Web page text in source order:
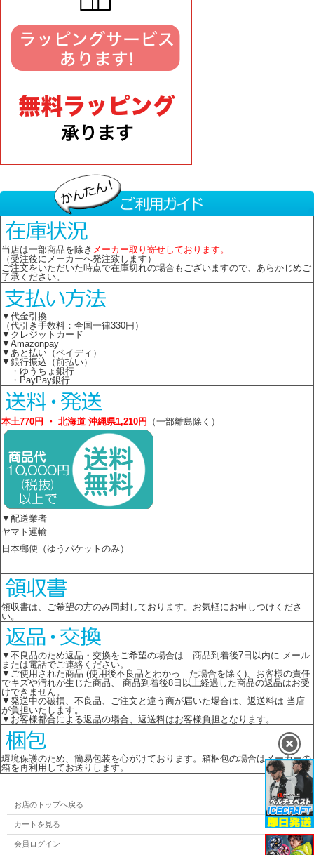
当店は一部商品を除き メーカー取り寄せしております。
（受注後にメーカーへ発注致します）
ご注文をいただいた時点で在庫切れの場合もございますので、あらかじめご
了承ください。
▼代金引換
（代引き手数料：全国一律330円）
▼クレジットカード
▼Amazonpay
▼あと払い（ペイディ）
▼銀行振込（前払い）
・ゆうちょ銀行
・PayPay銀行
本土770円 ・ 北海道 沖縄県1,210円 （一部離島除く）
▼配送業者
ヤマト運輸
日本郵便（ゆうパケットのみ）
領収書は、ご希望の方のみ同封しております。お気軽にお申しつけくださ
い。
▼不良品のため返品・交換をご希望の場合は 商品到着後7日以内に メール
または電話でご連絡ください。
▼ご使用された商品 (使用後不良品とわかっ た場合を除く)、お客様の責任
でキズや汚れが生じた商品、 商品到着後8日以上経過した商品の返品はお受
けできません。
▼発送中の破損、不良品、ご注文と違う商が届いた場合は、返送料は 当店
が負担いたします。
▼お客様都合による返品の場合、返送料はお客様負担となります。
環境保護のため、簡易包装を心がけております。箱梱包の場合はメーカーの
箱を再利用してお送りします。
お店のトップへ戻る
カートを見る
会員ログイン